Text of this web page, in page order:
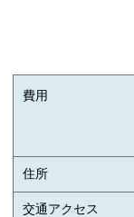
費用
住所
交通アクセス